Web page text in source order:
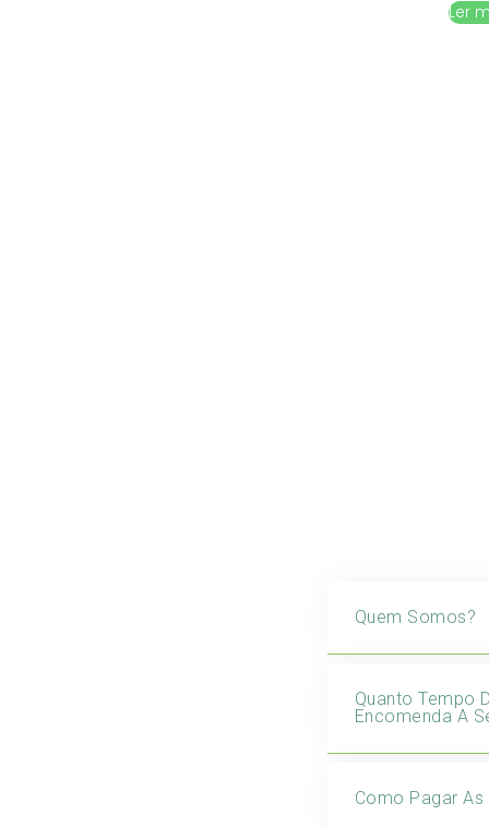
Ler
Quem Somos?
Quanto Tempo
Encomenda A
Como Pagar